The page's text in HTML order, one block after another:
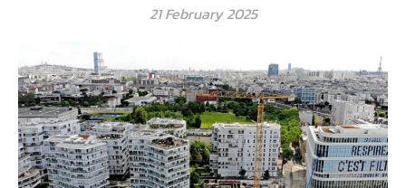
21 February 2025